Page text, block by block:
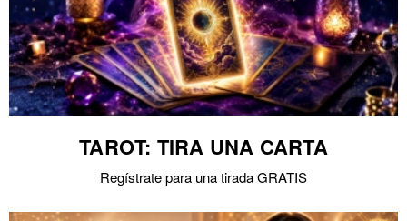
TAROT: TIRA UNA CARTA
Regístrate para una tirada GRATIS